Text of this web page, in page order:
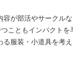
容が部活やサークル
こともインパクトを
服装・小道具を考え